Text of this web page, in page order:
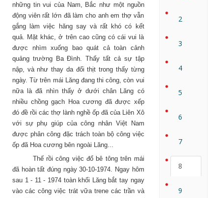
2
3
4
5
6
7
8
9
những tin vui của Nam, Bắc như một nguồn
động viên rất lớn đã làm cho anh em thợ vẫn
gắng làm việc hăng say và rất khó có kết
quả. Mặt khác, ở trên cao cũng có cái vui là
được nhìm xuống bao quát cả toàn cảnh
quảng trường Ba Đình. Thấy tất cả sự tập
nập, và như thay da đổi thịt trong thấy từng
ngày. Từ trên mái Lăng đang thi công, còn vui
nữa là đã nhìn thấy ở dưới chân Lăng có
nhiều chồng gạch Hoa cương đã được xếp
đó đề rồi các thợ lành nghề ốp đã của Liên Xô
với sự phụ giúp của công nhân Việt Nam
được phân công đặc trách toàn bộ công việc
ốp đã Hoa cương bên ngoài Lăng...
Thế rồi công việc đổ bê tông trên mái
đã hoàn tất đúng ngày 30-10-1974. Ngay hôm
sau 1 - 11 - 1974 toàn khối Lăng bắt tay ngay
vào các công việc trát vữa trene các trần và